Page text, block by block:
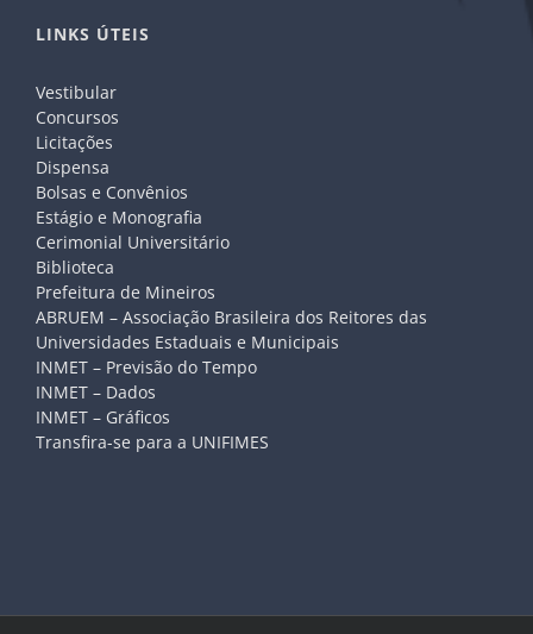
LINKS ÚTEIS
Vestibular
Concursos
Licitações
Dispensa
Bolsas e Convênios
Estágio e Monografia
Cerimonial Universitário
Biblioteca
Prefeitura de Mineiros
ABRUEM – Associação Brasileira dos Reitores das
Universidades Estaduais e Municipais
INMET – Previsão do Tempo
INMET – Dados
INMET – Gráficos
Transfira-se para a UNIFIMES